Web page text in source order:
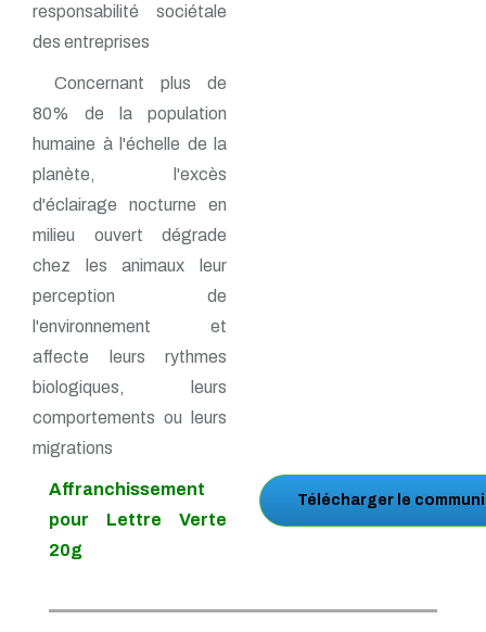
responsabilité sociétale
des entreprises
Concernant plus de
80% de la population
humaine à l'échelle de la
planète, l'excès
d'éclairage nocturne en
milieu ouvert dégrade
chez les animaux leur
perception de
l'environnement et
affecte leurs rythmes
biologiques, leurs
comportements ou leurs
migrations
Affranchissement
pour Lettre Verte
20g
Télécharger le